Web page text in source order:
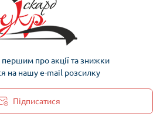
першим про акції та знижки
на нашу e-mail розсилку
Підписатися